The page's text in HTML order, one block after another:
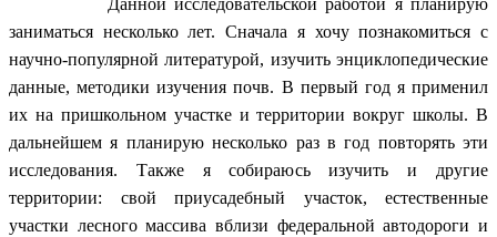
Данной исследовательской работой я планирую
заниматься несколько лет. Сначала я хочу познакомиться с
научно-популярной литературой, изучить энциклопедические
данные, методики изучения почв. В первый год я применил
их на пришкольном участке и территории вокруг школы. В
дальнейшем я планирую несколько раз в год повторять эти
исследования. Также я собираюсь изучить и другие
территории: свой приусадебный участок, естественные
участки лесного массива вблизи федеральной автодороги и